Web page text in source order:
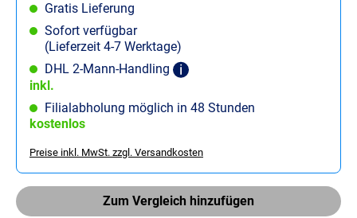
Gratis Lieferung
Sofort verfügbar
(Lieferzeit 4-7 Werktage)
DHL 2-Mann-Handling
inkl.
Filialabholung möglich in 48 Stunden
kostenlos
Preise inkl. MwSt. zzgl. Versandkosten
Zum Vergleich hinzufügen